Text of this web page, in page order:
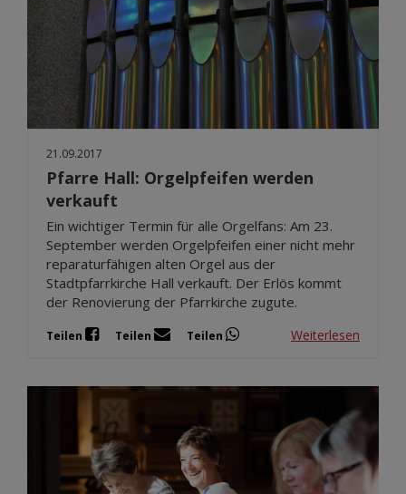
21.09.2017
Pfarre Hall: Orgelpfeifen werden
verkauft
Ein wichtiger Termin für alle Orgelfans: Am 23.
September werden Orgelpfeifen einer nicht mehr
reparaturfähigen alten Orgel aus der
Stadtpfarrkirche Hall verkauft. Der Erlös kommt
der Renovierung der Pfarrkirche zugute.
Teilen Teilen Teilen Weiterlesen